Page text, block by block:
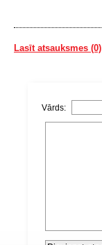
Lasīt atsauksmes (0)
Vārds: